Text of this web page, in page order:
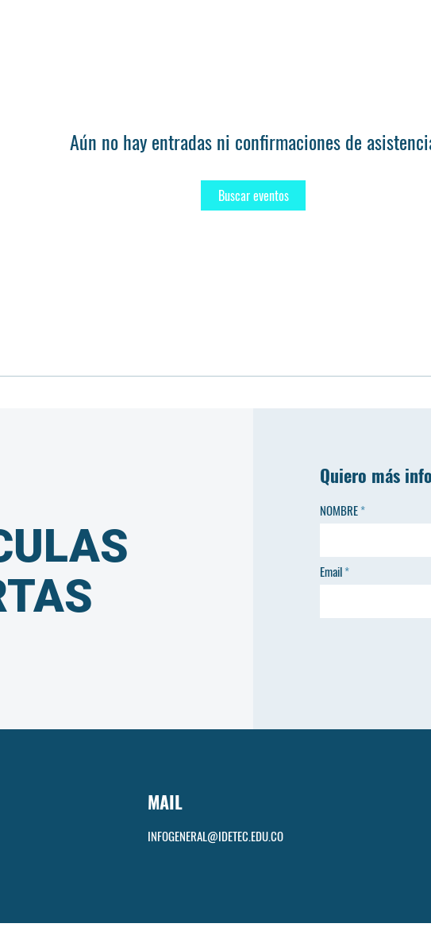
Aún no hay entradas ni confirmaciones de
Buscar eventos
Quiero más
NOMBRE
Email
MAIL
INFOGENERAL@IDETEC.EDU.CO